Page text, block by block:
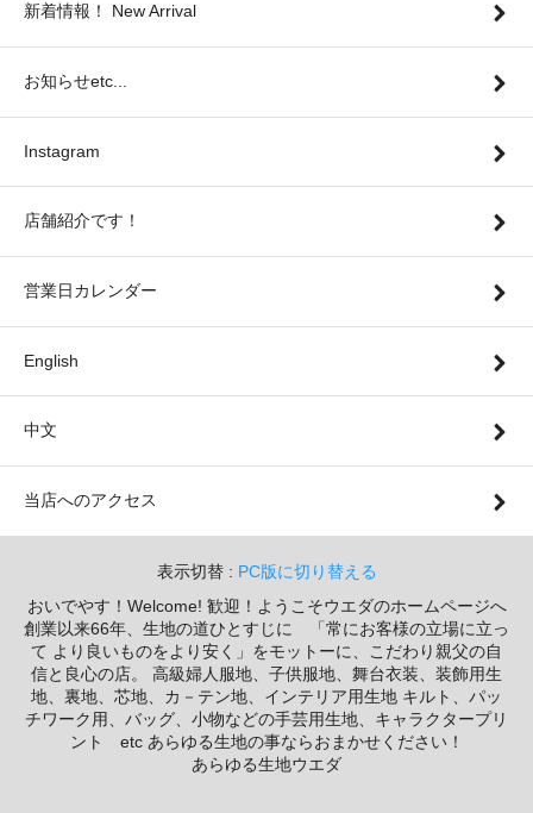
新着情報！ New Arrival
お知らせetc...
Instagram
店舗紹介です！
営業日カレンダー
English
中文
当店へのアクセス
表示切替 : PC版に切り替える
おいでやす！Welcome! 歓迎！ようこそウエダのホームページへ
創業以来66年、生地の道ひとすじに 「常にお客様の立場に立っ
て より良いものをより安く」をモットーに、こだわり親父の自
信と良心の店。 高級婦人服地、子供服地、舞台衣装、装飾用生
地、裏地、芯地、カ－テン地、インテリア用生地 キルト、パッ
チワーク用、バッグ、小物などの手芸用生地、キャラクタープリ
ント etc あらゆる生地の事ならおまかせください！
あらゆる生地ウエダ